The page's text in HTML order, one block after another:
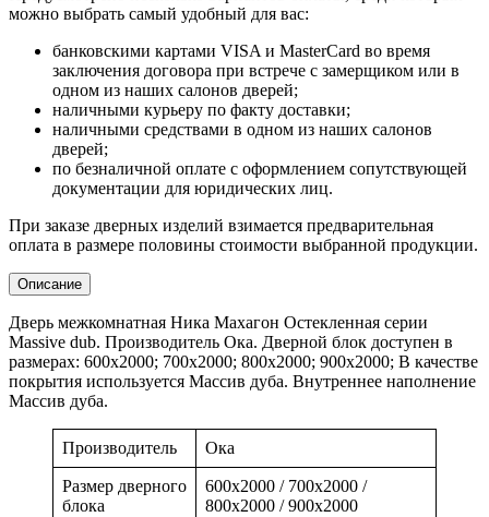
можно выбрать самый удобный для вас:
банковскими картами VISA и MasterCard во время
заключения договора при встрече с замерщиком или в
одном из наших салонов дверей;
наличными курьеру по факту доставки;
наличными средствами в одном из наших салонов
дверей;
по безналичной оплате с оформлением сопутствующей
документации для юридических лиц.
При заказе дверных изделий взимается предварительная
оплата в размере половины стоимости выбранной продукции.
Описание
Дверь межкомнатная Ника Махагон Остекленная серии
Massive dub. Производитель Ока. Дверной блок доступен в
размерах: 600x2000; 700x2000; 800x2000; 900x2000; В качестве
покрытия используется Массив дуба. Внутреннее наполнение
Массив дуба.
Производитель Ока
Размер дверного
блока
600x2000 / 700x2000 /
800x2000 / 900x2000